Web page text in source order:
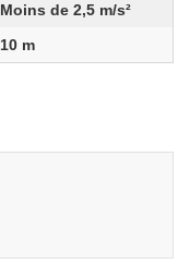
Moins de 2,5 m/s²
10 m